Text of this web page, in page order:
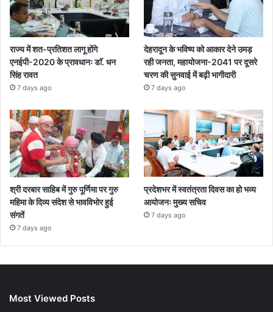
राज्य में शत-प्रतिशत लागू होंगे
एनईपी-2020 के प्रावधानः डाॅ. धन
सिंह रावत
7 days ago
देहरादून के भविष्य को आकार देने उमड़
रही जनता, महायोजना-2041 पर दूसरे
चरण की सुनवाई में बढ़ी भागीदारी
7 days ago
श्री दरबार साहिब में गुरु पूर्णिमा पर गुरु
महिमा के दिव्य संदेश से भावविभोर हुई
संगतें
7 days ago
प्रदेशभर में स्वतंत्रता दिवस का हो भव्य
आयोजनः मुख्य सचिव
7 days ago
Most Viewed Posts